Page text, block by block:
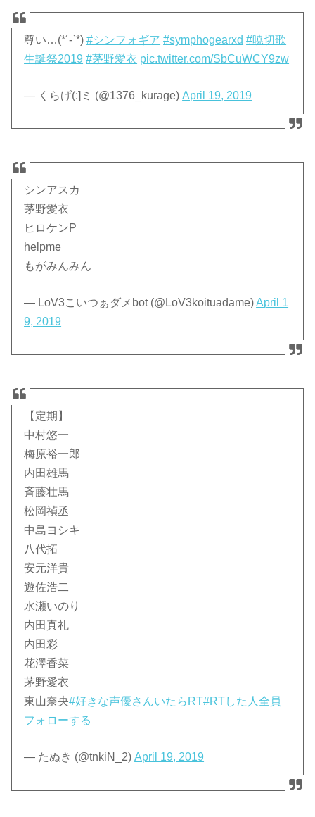
尊い…(*´-`*)#シンフォギア #symphogearxd #暁切歌
生誕祭2019 #茅野愛衣 pic.twitter.com/SbCuWCY9zw
— くらげ(:]ミ (@1376_kurage)April 19, 2019
シンアスカ
茅野愛衣
ヒロケンP
helpme
もがみんみん
— LoV3こいつぁダメbot (@LoV3koituadame)April 1
9, 2019
【定期】
中村悠一
梅原裕一郎
内田雄馬
斉藤壮馬
松岡禎丞
中島ヨシキ
八代拓
安元洋貴
遊佐浩二
水瀬いのり
内田真礼
内田彩
花澤香菜
茅野愛衣
東山奈央#好きな声優さんいたらRT#RTした人全員
フォローする
— たぬき (@tnkiN_2)April 19, 2019